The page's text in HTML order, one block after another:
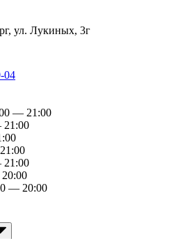
ул. Лукиных, 3г
04
— 21:00
— 20:00